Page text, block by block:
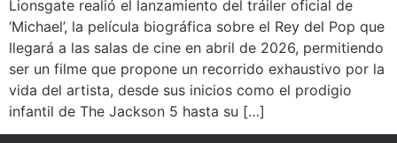
Lionsgate realió el lanzamiento del tráiler oficial de
‘Michael’, la película biográfica sobre el Rey del Pop que
llegará a las salas de cine en abril de 2026, permitiendo
ser un filme que propone un recorrido exhaustivo por la
vida del artista, desde sus inicios como el prodigio
infantil de The Jackson 5 hasta su […]